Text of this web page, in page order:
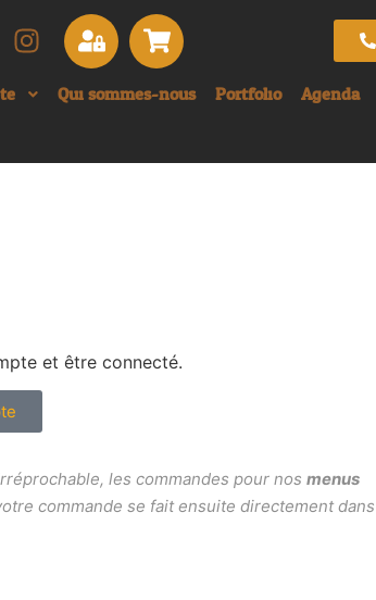
Qui sommes-nous Portfolio Agenda
et être connecté.
les commandes pour nos menus
commande se fait ensuite directement dans